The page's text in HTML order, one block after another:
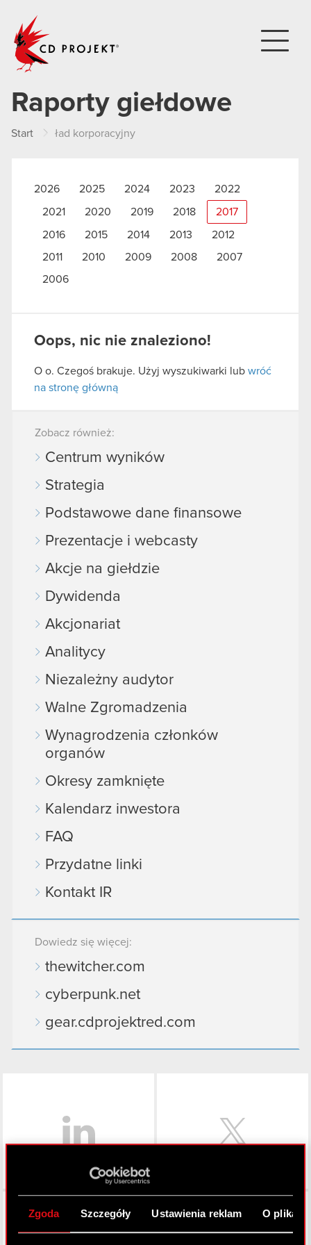
Zgoda Szczegóły Ustawienia reklam O
Raporty giełdowe
Start ład korporacyjny
2026 2025 2024 2023 2022
2021 2020 2019 2018 2017
2016 2015 2014 2013
2012
2011
2010 2009 2008
2007
2006
Oops, nic nie znaleziono!
O o. Czegoś brakuje. Użyj wyszukiwarki lub wróć
na stronę główną
Zobacz również:
Centrum wyników
Strategia
Podstawowe dane finansowe
Prezentacje i webcasty
Akcje na giełdzie
Dywidenda
Akcjonariat
Analitycy
Niezależny audytor
Walne Zgromadzenia
Wynagrodzenia członków
organów
Okresy zamknięte
Kalendarz inwestora
FAQ
Przydatne linki
Kontakt IR
Dowiedz się więcej:
thewitcher.com
cyberpunk.net
gear.cdprojektred.com